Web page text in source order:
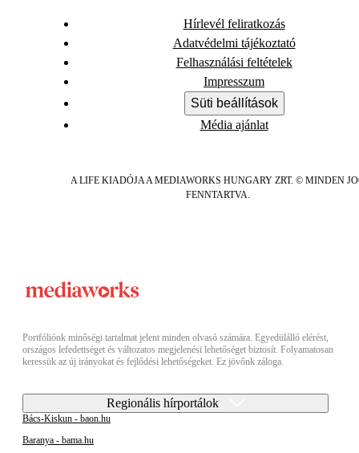
Hírlevél feliratkozás
Adatvédelmi tájékoztató
Felhasználási feltételek
Impresszum
Süti beállítások
Média ajánlat
A LIFE KIADÓJA A MEDIAWORKS HUNGARY ZRT. © MINDEN
FENNTARTVA.
Portfóliónk minőségi tartalmat jelent minden olvasó számára. Egyedülálló elérést,
országos lefedettséget és változatos megjelenési lehetőséget biztosít. Folyamatosan
keressük az új irányokat és fejlődési lehetőségeket. Ez jövőnk záloga.
Regionális hírportálok
Bács-Kiskun - baon.hu
Baranya - bama.hu